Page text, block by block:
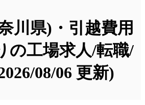
川県)・引越費用
の工場求人/転職/
08/06 更新)